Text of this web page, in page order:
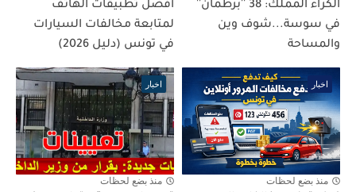
الكراء المملّك: 38 ''برطمان''
في سوسة...شوف وين
والمساحة
أفضل تطبيقات الهاتف
لمتابعة مخالفات السيارات
في تونس (دليل 2026)
اخبار
منذ بضع لحظات
اخبار
منذ بضع لحظات